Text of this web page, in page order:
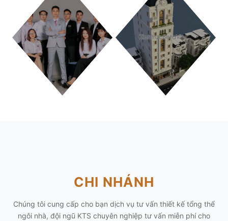
CHI NHÁNH
Chúng tôi cung cấp cho bạn dịch vụ tư vấn thiết kế tổng thể
ngôi nhà, đội ngũ KTS chuyên nghiệp tư vấn miễn phí cho